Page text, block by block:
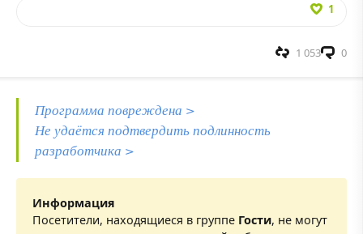
1
0
1 053
Программа повреждена >
Не удаётся подтвердить подлинность
разработчика >
Информация
Посетители, находящиеся в группе Гости, не могут